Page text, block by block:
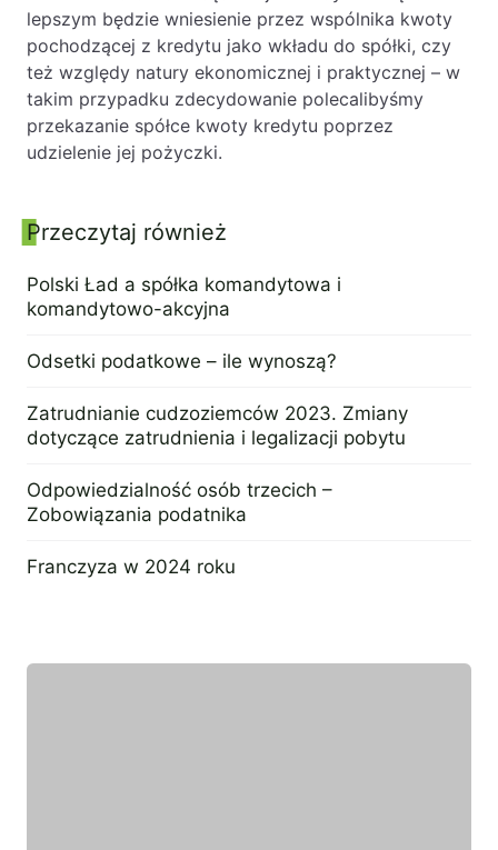
lepszym będzie wniesienie przez wspólnika kwoty
pochodzącej z kredytu jako wkładu do spółki, czy
też względy natury ekonomicznej i praktycznej – w
takim przypadku zdecydowanie polecalibyśmy
przekazanie spółce kwoty kredytu poprzez
udzielenie jej pożyczki.
Panel boczny
Przeczytaj również
Polski Ład a spółka komandytowa i
komandytowo-akcyjna
Odsetki podatkowe – ile wynoszą?
Zatrudnianie cudzoziemców 2023. Zmiany
dotyczące zatrudnienia i legalizacji pobytu
Odpowiedzialność osób trzecich –
Zobowiązania podatnika
Franczyza w 2024 roku